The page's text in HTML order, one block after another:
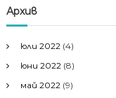
Архив
юли 2022 (4)
юни 2022 (8)
май 2022 (9)